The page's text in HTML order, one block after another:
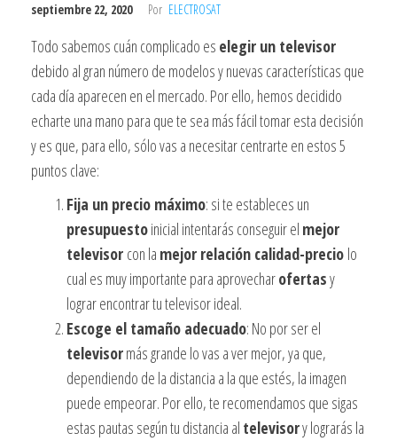
septiembre 22, 2020 Por ELECTROSAT
Todo sabemos cuán complicado es elegir un televisor
debido al gran número de modelos y nuevas características que
cada día aparecen en el mercado. Por ello, hemos decidido
echarte una mano para que te sea más fácil tomar esta decisión
y es que, para ello, sólo vas a necesitar centrarte en estos 5
puntos clave:
Fija un precio máximo: si te estableces un
presupuestoinicial intentarás conseguir el mejor
televisor con la mejor relación calidad-precio lo
cual es muy importante para aprovecharofertasy
lograr encontrar tu televisor ideal.
Escoge el tamaño adecuado: No por ser el
televisormás grande lo vas a ver mejor, ya que,
dependiendo de la distancia a la que estés, la imagen
puede empeorar. Por ello, te recomendamos que sigas
estas pautas según tu distancia al televisory lograrás la